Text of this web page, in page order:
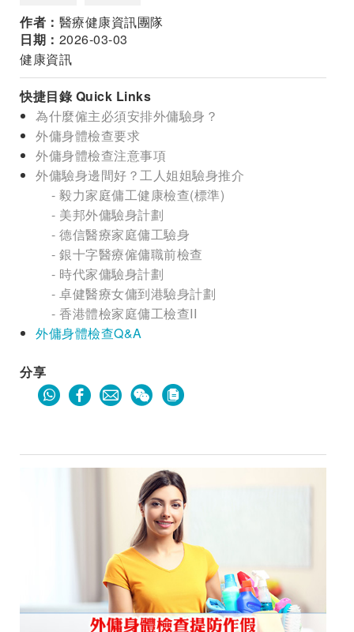
作者： 醫療健康資訊團隊
日期： 2026-03-03
健康資訊
快捷目錄 Quick Links
為什麼僱主必須安排外傭驗身？
外傭身體檢查要求
外傭身體檢查注意事項
外傭驗身邊間好？工人姐姐驗身推介
- 毅力家庭傭工健康檢查(標準)
- 美邦外傭驗身計劃
- 德信醫療家庭傭工驗身
- 銀十字醫療僱傭職前檢查
- 時代家傭驗身計劃
- 卓健醫療女傭到港驗身計劃
- 香港體檢家庭傭工檢查II
外傭身體檢查Q&A
分享